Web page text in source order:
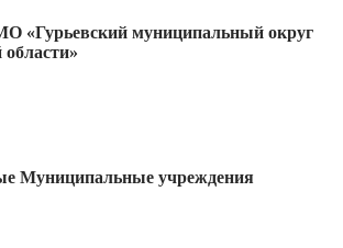
«Гурьевский муниципальный округ
Муниципальные учреждения